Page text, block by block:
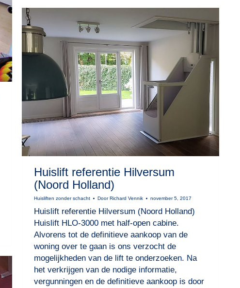
Huislift referentie Hilversum
(Noord Holland)
Huisliften zonder schacht DoorRichard Vennik november 5, 2017
Huislift referentie Hilversum (Noord Holland)
Huislift HLO-3000 met half-open cabine.
Alvorens tot de definitieve aankoop van de
woning over te gaan is ons verzocht de
mogelijkheden van de lift te onderzoeken. Na
het verkrijgen van de nodige informatie,
vergunningen en de definitieve aankoop is door